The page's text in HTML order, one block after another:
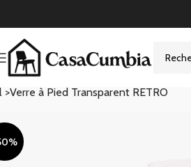
>Verre à Pied Transparent RETRO